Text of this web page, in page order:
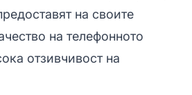
на своите
на телефонното
отзивчивост на